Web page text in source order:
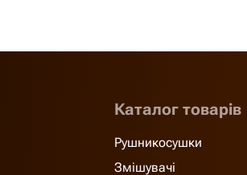
Каталог товарів
Рушникосушки
Змішувачі